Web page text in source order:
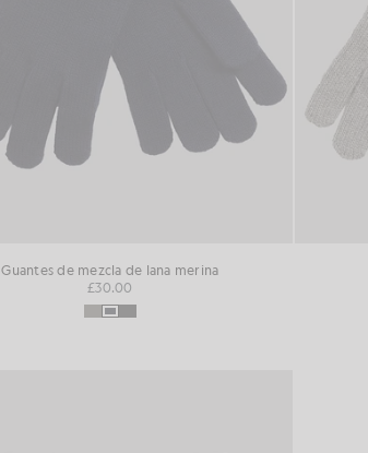
Guantes de mezcla de lana merina
£30.00